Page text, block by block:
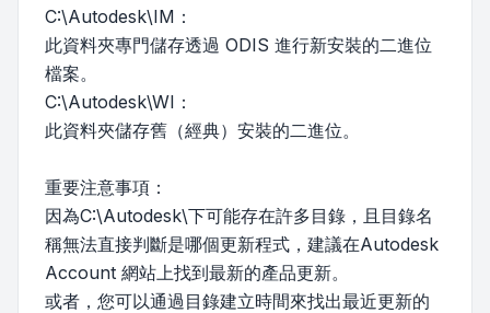
C:\Autodesk\IM：
此資料夾專門儲存透過 ODIS 進行新安裝的二進位
檔案。
C:\Autodesk\WI：
此資料夾儲存舊（經典）安裝的二進位。
重要注意事項：
因為C:\Autodesk\下可能存在許多目錄，且目錄名
稱無法直接判斷是哪個更新程式，建議在Autodesk
Account 網站上找到最新的產品更新。
或者，您可以通過目錄建立時間來找出最近更新的